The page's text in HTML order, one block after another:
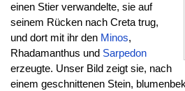
einen Stier verwandelte, sie auf
seinem Rücken nach Creta trug,
und dort mit ihr den Minos,
Rhadamanthus und Sarpedon
erzeugte. Unser Bild zeigt sie, nach
einem geschnittenen Stein,